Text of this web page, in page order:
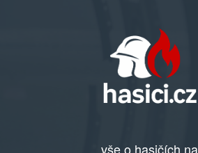
vše o hasičích na